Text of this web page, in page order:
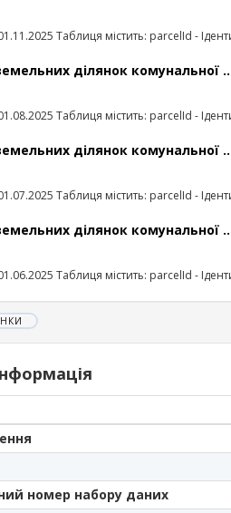
Таблиця містить: parcelId -
ділянок комунальної
Таблиця містить: parcelId -
ділянок комунальної
Таблиця містить: parcelId -
ділянок комунальної
Таблиця містить: parcelId -
номер набору даних